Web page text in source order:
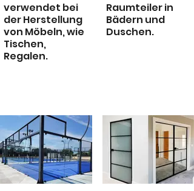
verwendet bei
der Herstellung
von Möbeln, wie
Tischen,
Regalen.
Raumteiler in
Bädern und
Duschen.